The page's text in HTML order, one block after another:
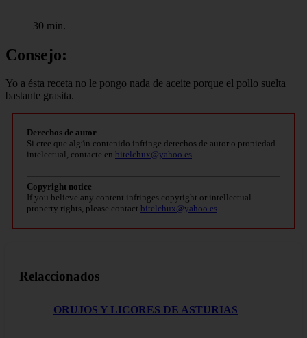
30 min.
Consejo:
Yo a ésta receta no le pongo nada de aceite porque el pollo suelta
bastante grasita.
Derechos de autor
Si cree que algún contenido infringe derechos de autor o propiedad
intelectual, contacte en bitelchux@yahoo.es.
Copyright notice
If you believe any content infringes copyright or intellectual
property rights, please contact bitelchux@yahoo.es.
Relaccionados
ORUJOS Y LICORES DE ASTURIAS